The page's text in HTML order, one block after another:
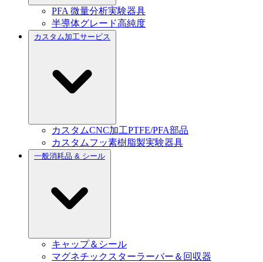
PFA 微量分析実験器具
半導体グレード高純度
カスタム加工サービス
カスタムCNC加工PTFE/PFA部品
カスタムフッ素樹脂製実験器具
一般消耗品 & シール
キャップ＆シール
マグネチックスターラーバー＆回収器